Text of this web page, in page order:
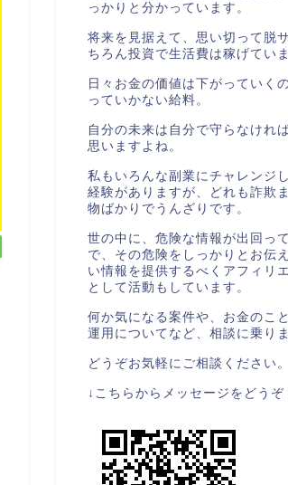
っかりと分かっています。
将来を見据えて、思い切って脱
ちろん投資で生活費は稼げていま
日々お金の価値は下がっていく
っていかない給料。
自分の未来は自分で守らなけれ
思いますよね。
私もいろんな副業にチャレンジ
経験がありますが、どれも詐欺
物ばかりでうんざりです。
世の中に、危険な情報が出回っ
で、その危険をしっかりとお伝
い情報を提供するべくアフィリ
として活動もしています。
何か気になる案件や、お金のこ
運用についてなど、相談に乗りま
どうぞお気軽にご相談ください。
↓こちらからメッセージをどうぞ